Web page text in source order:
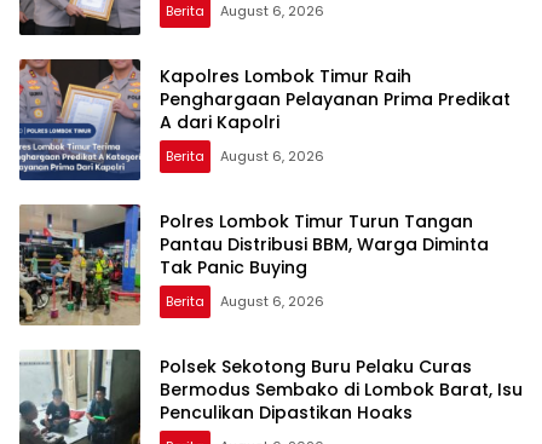
Berita August 6, 2026
Kapolres Lombok Timur Raih
Penghargaan Pelayanan Prima Predikat
A dari Kapolri
Berita August 6, 2026
Polres Lombok Timur Turun Tangan
Pantau Distribusi BBM, Warga Diminta
Tak Panic Buying
Berita August 6, 2026
Polsek Sekotong Buru Pelaku Curas
Bermodus Sembako di Lombok Barat, Isu
Penculikan Dipastikan Hoaks